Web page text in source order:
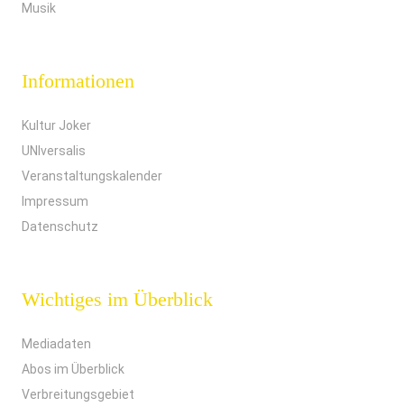
Musik
Informationen
Kultur Joker
UNIversalis
Veranstaltungskalender
Impressum
Datenschutz
Wichtiges im Überblick
Mediadaten
Abos im Überblick
Verbreitungsgebiet